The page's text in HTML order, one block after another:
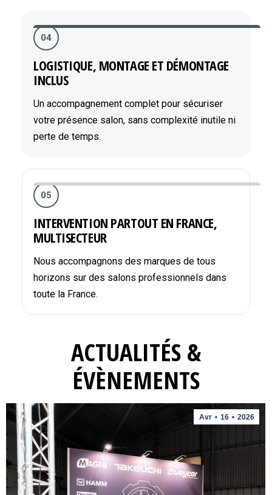
04
LOGISTIQUE, MONTAGE ET DÉMONTAGE
INCLUS
Un accompagnement complet pour sécuriser
votre présence salon, sans complexité inutile ni
perte de temps.
05
INTERVENTION PARTOUT EN FRANCE,
MULTISECTEUR
Nous accompagnons des marques de tous
horizons sur des salons professionnels dans
toute la France.
ACTUALITÉS &
ÉVÈNEMENTS
Avr 16 2026